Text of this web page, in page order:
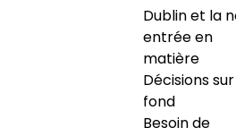
Dublin et la
entrée en
matière
Décisions
fond
Besoin de